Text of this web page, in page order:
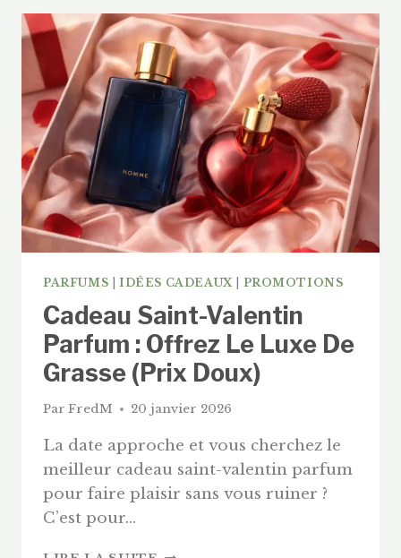
:
POURQUOI
C’EST
3X
MOINS
CHER
QU’EN
PARFUMERIE
?
PARFUMS IDÉES CADEAUX PROMOTIONS
Cadeau Saint-Valentin
Parfum : Offrez Le Luxe De
Grasse (Prix Doux)
Par FredM 20 janvier 2026
La date approche et vous cherchez le
meilleur cadeau saint-valentin parfum
pour faire plaisir sans vous ruiner ?
C’est pour…
CADEAU